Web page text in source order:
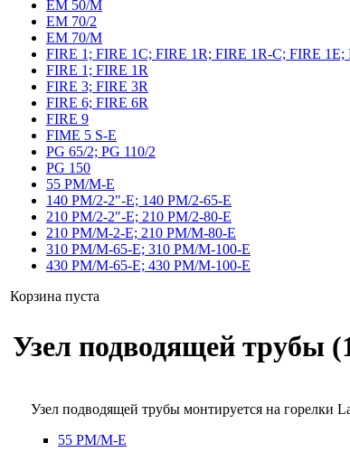
EM 50/M
EM 70/2
EM 70/M
FIRE 1; FIRE 1C; FIRE 1R; FIRE 1R-C; FIRE 1E;
FIRE 1; FIRE 1R
FIRE 3; FIRE 3R
FIRE 6; FIRE 6R
FIRE 9
FIME 5 S-E
PG 65/2; PG 110/2
PG 150
55 PM/M-E
140 PM/2-2"-E; 140 PM/2-65-E
210 PM/2-2"-E; 210 PM/2-80-E
210 PM/M-2-E; 210 PM/M-80-E
310 PM/M-65-E; 310 PM/M-100-E
430 PM/M-65-E; 430 PM/M-100-E
Корзина пуста
Узел подводящей трубы
Узел подводящей трубы монтируется на
55 PM/M-E